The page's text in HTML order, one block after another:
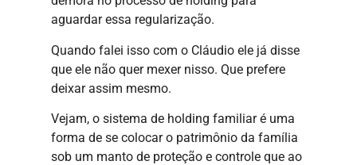
aguardar essa regularização.
Quando falei isso com o Cláudio ele já disse
que ele não quer mexer nisso. Que prefere
deixar assim mesmo.
Vejam, o sistema de holding familiar é uma
forma de se colocar o patrimônio da família
sob um manto de proteção e controle que ao